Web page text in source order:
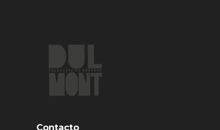
Contacto